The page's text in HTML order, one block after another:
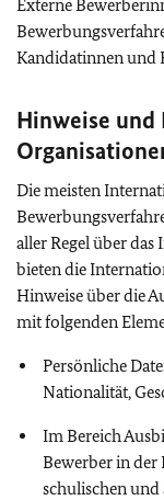
Externe
Kandidatinnen und
Hinweise und
Die meisten
aller Regel über
bieten die
Hinweise über die
mit folgenden
Persönliche
Nationalität,
Im Bereich
Bewerber in
schulischen und